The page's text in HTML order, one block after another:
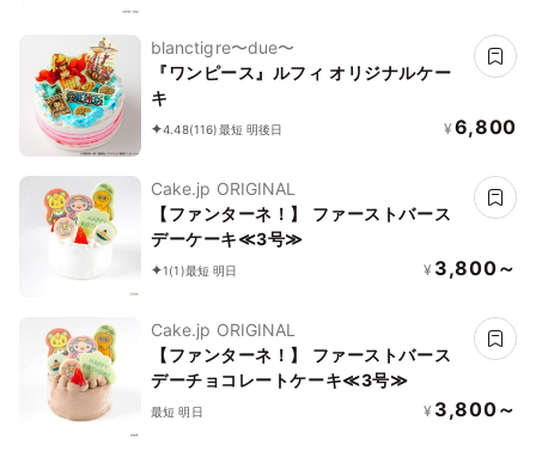
blanctigre〜due〜
『ワンピース』ルフィ オリジナルケー
キ
4.48(116)最短 明後日 ¥ 6,800
Cake.jp ORIGINAL
【ファンターネ！】 ファーストバース
デーケーキ≪3号≫
1(1)最短 明日 ¥ 3,800～
Cake.jp ORIGINAL
【ファンターネ！】 ファーストバース
デーチョコレートケーキ≪3号≫
最短 明日 ¥ 3,800～